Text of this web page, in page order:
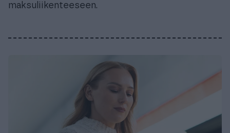
maksuliikenteeseen.